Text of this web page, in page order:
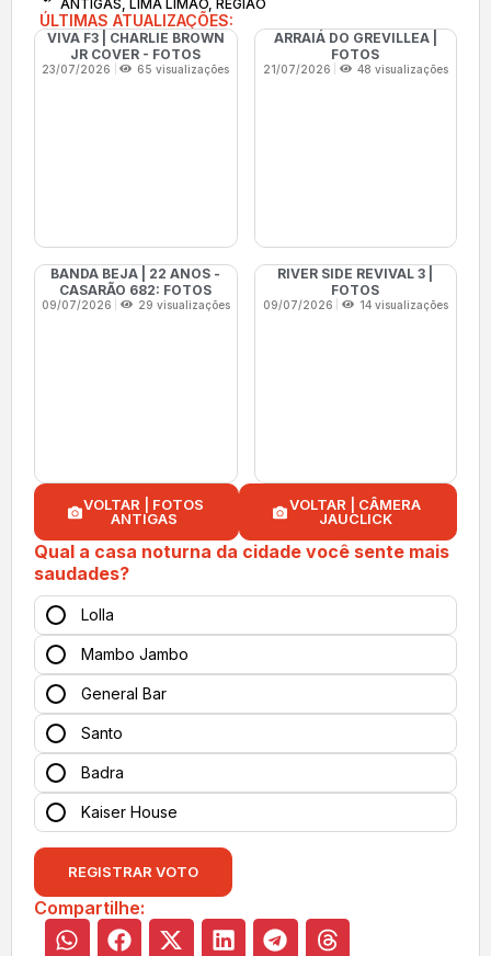
ANTIGAS, LIMA LIMÃO, REGIÃO
ÚLTIMAS ATUALIZAÇÕES:
VIVA F3 | CHARLIE BROWN
JR COVER - FOTOS
23/07/2026 65 visualizações
ARRAIÁ DO GREVILLEA |
FOTOS
21/07/2026 48 visualizações
BANDA BEJA | 22 ANOS -
CASARÃO 682: FOTOS
09/07/2026 29 visualizações
RIVER SIDE REVIVAL 3 |
FOTOS
09/07/2026 14 visualizações
VOLTAR | FOTOS
ANTIGAS
VOLTAR | CÂMERA
JAUCLICK
Qual a casa noturna da cidade você sente mais
saudades?
Lolla
Mambo Jambo
General Bar
Santo
Badra
Kaiser House
REGISTRAR VOTO
Compartilhe: